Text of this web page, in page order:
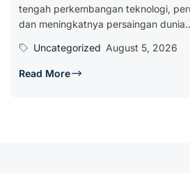
tengah perkembangan teknologi,
dan meningkatnya persaingan
Uncategorized August 5, 2026
Read More